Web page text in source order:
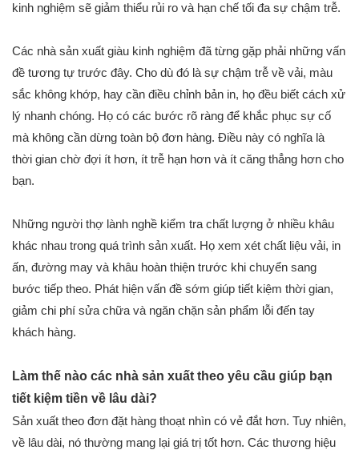
kinh nghiệm sẽ giảm thiểu rủi ro và hạn chế tối đa sự chậm trễ.
Các nhà sản xuất giàu kinh nghiệm đã từng gặp phải những vấn
đề tương tự trước đây. Cho dù đó là sự chậm trễ về vải, màu
sắc không khớp, hay cần điều chỉnh bản in, họ đều biết cách xử
lý nhanh chóng. Họ có các bước rõ ràng để khắc phục sự cố
mà không cần dừng toàn bộ đơn hàng. Điều này có nghĩa là
thời gian chờ đợi ít hơn, ít trễ hạn hơn và ít căng thẳng hơn cho
bạn.
Những người thợ lành nghề kiểm tra chất lượng ở nhiều khâu
khác nhau trong quá trình sản xuất. Họ xem xét chất liệu vải, in
ấn, đường may và khâu hoàn thiện trước khi chuyển sang
bước tiếp theo. Phát hiện vấn đề sớm giúp tiết kiệm thời gian,
giảm chi phí sửa chữa và ngăn chặn sản phẩm lỗi đến tay
khách hàng.
Làm thế nào các nhà sản xuất theo yêu cầu giúp bạn
tiết kiệm tiền về lâu dài?
Sản xuất theo đơn đặt hàng thoạt nhìn có vẻ đắt hơn. Tuy nhiên,
về lâu dài, nó thường mang lại giá trị tốt hơn. Các thương hiệu